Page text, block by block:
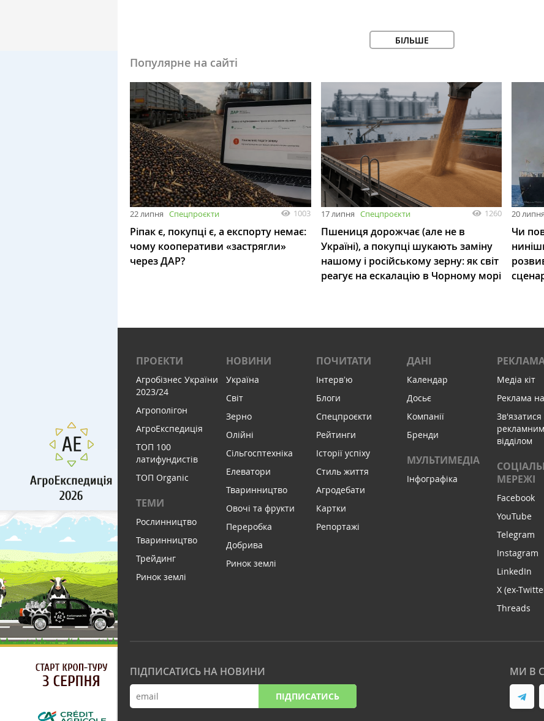
БІЛЬШЕ
Популярне на сайті
22 липня Спецпроєкти 1003
Ріпак є, покупці є, а експорту немає:
чому кооперативи «застрягли»
через ДАР?
17 липня Спецпроєкти 1260
Пшениця дорожчає (але не в
Україні), а покупці шукають заміну
нашому і російському зерну: як світ
реагує на ескалацію в Чорному морі
20 липня
Чи
ПРОЕКТИ
Агробізнес України
2023/24
Агрополігон
АгроЕкспедиція
ТОП 100
латифундистів
ТОП Organic
ТЕМИ
Рослинництво
Тваринництво
Трейдинг
Ринок землі
НОВИНИ
Україна
Світ
Зерно
Олійні
Сільгосптехніка
Елеватори
Тваринництво
Овочі та фрукти
Переробка
Добрива
Ринок землі
ПОЧИТАТИ
Інтервʼю
Блоги
Спецпроєкти
Рейтинги
Історії успіху
Стиль життя
Агродебати
Картки
Репортажі
ДАНІ
Календар
Досьє
Компанії
Бренди
МУЛЬТИМЕДІА
Інфографіка
Медіа кіт
Реклама
Зв'язатися
рекламним
відділом
МЕРЕЖІ
Facebook
YouTube
Telegram
Instagram
LinkedIn
X (ex-
Threads
ПІДПИСАТИСЬ НА НОВИНИ
ПІДПИСАТИСЬ
МИ В